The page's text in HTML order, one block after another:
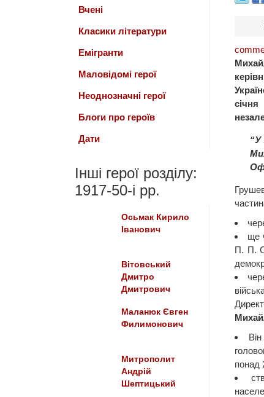
“У
ще
П. П.
понад
Вчені
Класики літератури
Емігранти
Маловідомі герої
Неоднозначні герої
Блоги про героїв
Дати
Інші герої розділу:
1917-50-i рр.
Осьмак Кирило
Іванович
Вітовський
Дмитро
Дмитрович
Маланюк Євген
Филимонович
Митрополит
Андрій
Шептицький